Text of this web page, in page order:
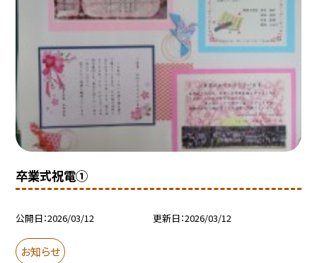
卒業式祝電①
公開日 2026/03/12 更新日 2026/03/12
お知らせ